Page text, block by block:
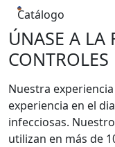
Catálogo
ÚNASE A LA
Nuestra
experiencia en el
infecciosas.
utilizan en más de